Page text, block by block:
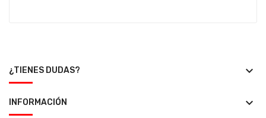
¿TIENES DUDAS? keyboard_arrow_down
INFORMACIÓN keyboard_arrow_down